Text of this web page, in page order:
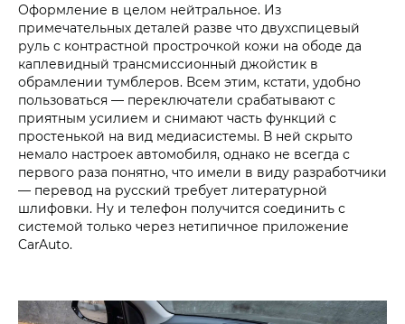
Оформление в целом нейтральное. Из
примечательных деталей разве что двухспицевый
руль с контрастной прострочкой кожи на ободе да
каплевидный трансмиссионный джойстик в
обрамлении тумблеров. Всем этим, кстати, удобно
пользоваться — переключатели срабатывают с
приятным усилием и снимают часть функций с
простенькой на вид медиасистемы. В ней скрыто
немало настроек автомобиля, однако не всегда с
первого раза понятно, что имели в виду разработчики
— перевод на русский требует литературной
шлифовки. Ну и телефон получится соединить с
системой только через нетипичное приложение
CarAuto.